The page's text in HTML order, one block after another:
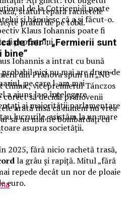
de la Cotriceni îi poate
și bănuiesc că a și făcut-o.
Klaus Iohannis poate fi
fișa postului.
Iohannis a intrat cu bună
nici nu mai are drum de
pe care l-am mai
a ajuns la o înțelegere
ai majorității parlamentare
lucrurile, asistăm la un mare
asupra societății.
statul repară rachetele
praful de pe tobă.
de fier”: „Fermierii sunt
bine”
din Prahova spun un „NU”
vicepremierul Tánczos
să decidă prahovenii
arată însă că nimeni nu vrea
să nu mai fie bombardați cu
2025, fără nicio rachetă trasă,
la grâu și rapiță. Mitul „fără
repede decât un nor de ploaie
euro.